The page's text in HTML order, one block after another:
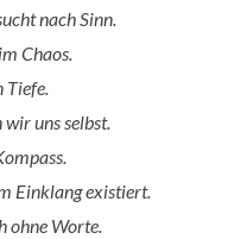
nach Sinn.
Chaos.
Tiefe.
uns selbst.
Einklang existiert.
ohne Worte.